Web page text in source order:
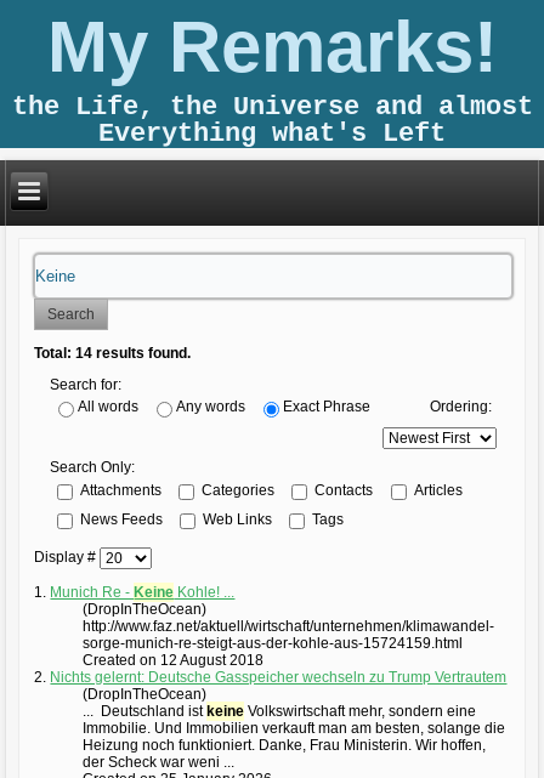
My Remarks!
the Life, the Universe and almost
Everything what's Left
Search
Total:14 results found.
Search for:
All words
Any words Exact Phrase Ordering:
Search Only:
Attachments
Categories Contacts
Articles
News Feeds
Web Links Tags
Display #
1. Munich Re - Keine Kohle! ...
(DropInTheOcean)
http://www.faz.net/aktuell/wirtschaft/unternehmen/klimawandel-
sorge-munich-re-steigt-aus-der-kohle-aus-15724159.html
Created on 12 August 2018
2. Nichts gelernt: Deutsche Gasspeicher wechseln zu Trump Vertrautem
(DropInTheOcean)
... Deutschland ist keine Volkswirtschaft mehr, sondern eine
Immobilie. Und Immobilien verkauft man am besten, solange die
Heizung noch funktioniert. Danke, Frau Ministerin. Wir hoffen,
der Scheck war weni ...